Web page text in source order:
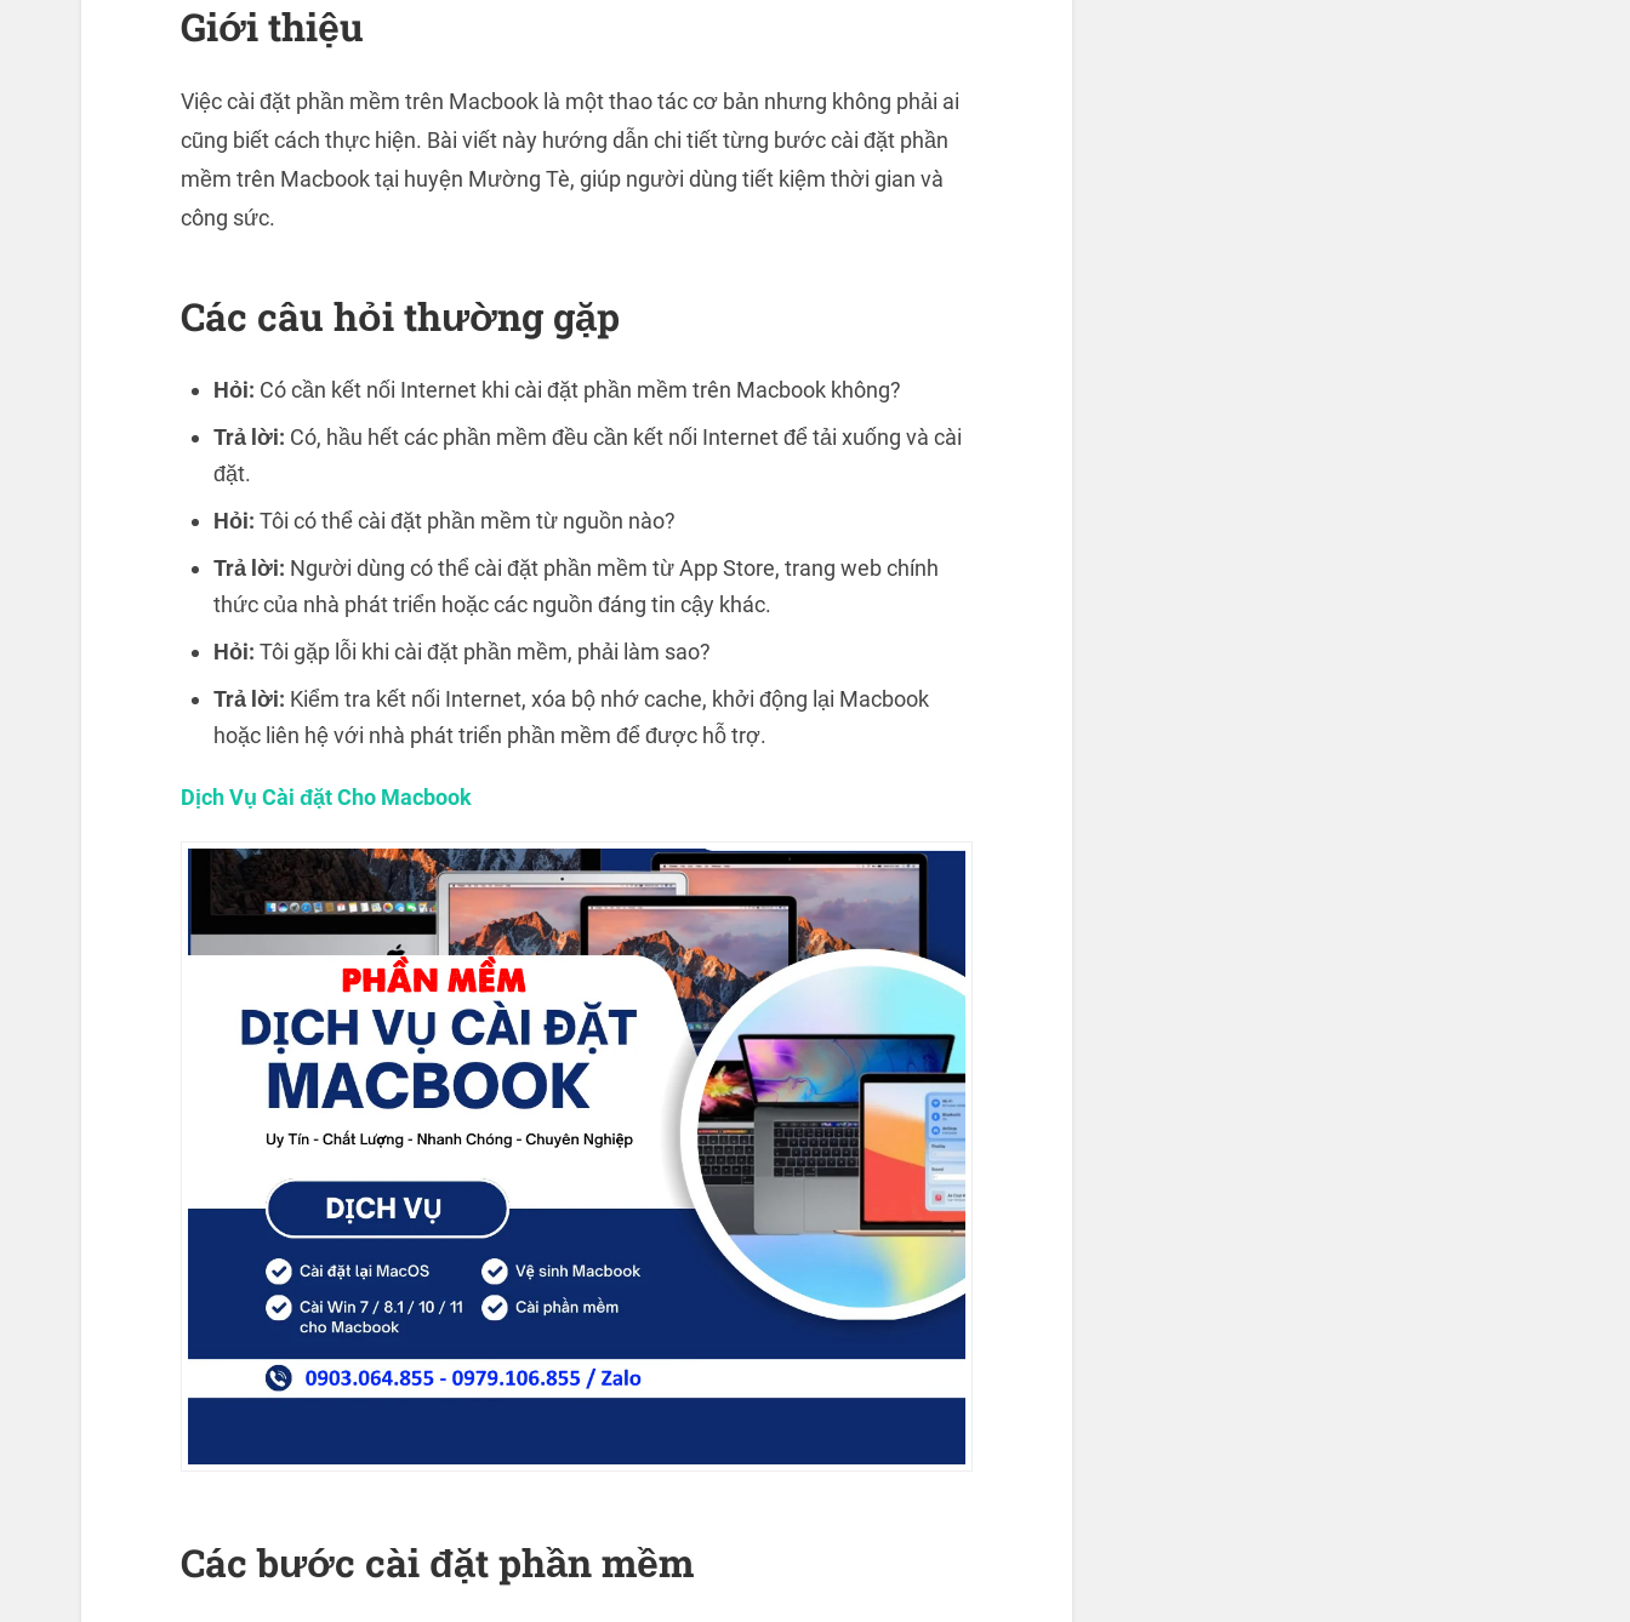
Giới thiệu
Việc cài đặt phần mềm trên Macbook là một thao tác cơ bản nhưng không phải ai
cũng biết cách thực hiện. Bài viết này hướng dẫn chi tiết từng bước cài đặt phần
mềm trên Macbook tại huyện Mường Tè, giúp người dùng tiết kiệm thời gian và
công sức.
Các câu hỏi thường gặp
Hỏi: Có cần kết nối Internet khi cài đặt phần mềm trên Macbook không?
Trả lời: Có, hầu hết các phần mềm đều cần kết nối Internet để tải xuống và cài
đặt.
Hỏi: Tôi có thể cài đặt phần mềm từ nguồn nào?
Trả lời: Người dùng có thể cài đặt phần mềm từ App Store, trang web chính
thức của nhà phát triển hoặc các nguồn đáng tin cậy khác.
Hỏi: Tôi gặp lỗi khi cài đặt phần mềm, phải làm sao?
Trả lời: Kiểm tra kết nối Internet, xóa bộ nhớ cache, khởi động lại Macbook
hoặc liên hệ với nhà phát triển phần mềm để được hỗ trợ.
Dịch Vụ Cài đặt Cho Macbook
Các bước cài đặt phần mềm